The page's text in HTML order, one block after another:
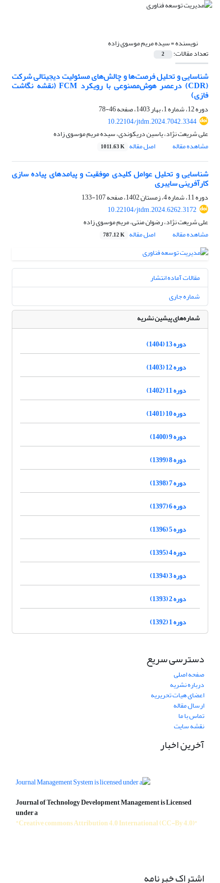
نویسنده =سیده مریم موسوی زاده
تعداد مقالات: 2
شناسایی و تحلیل فرصت‌ها و چالش‌های مسئولیت دیجیتالی شرکت
(CDR) درعصر هوش‌مصنوعی با رویکرد FCM (نقشه نگاشت
فازی)
دوره 12، شماره 1، بهار 1403، صفحه
46-78
10.22104/jtdm.2024.7042.3344
علی شریعت نژاد، یاسین دریکوندی، سیده مریم موسوی زاده
مشاهده مقاله
اصل مقاله 1011.63 K
شناسایی و تحلیل عوامل کلیدی موفقیت و پیامدهای پیاده سازی
کارآفرینی سایبری
دوره 11، شماره 4، زمستان 1402، صفحه
107-133
10.22104/jtdm.2024.6262.3172
علی شریعت نژاد، رضوان منتی، مریم موسوی زاده
مشاهده مقاله
اصل مقاله 787.12 K
مقالات آماده انتشار
شماره جاری
شماره‌های پیشین نشریه
دوره 13 (1404)
دوره 12 (1403)
دوره 11 (1402)
دوره 10 (1401)
دوره 9 (1400)
دوره 8 (1399)
دوره 7 (1398)
دوره 6 (1397)
دوره 5 (1396)
دوره 4 (1395)
دوره 3 (1394)
دوره 2 (1393)
دوره 1 (1392)
دسترسی سریع
صفحه اصلی
درباره نشریه
اعضای هیات تحریریه
ارسال مقاله
تماس با ما
نقشه سایت
آخرین اخبار
Journal of Technology Development Management is Licensed
under a
"Creative commons Attribution 4.0 International (CC-By 4.0)"
اشتراک خبرنامه